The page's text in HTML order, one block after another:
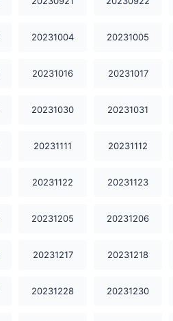
20231202 20231203
20231205 20231206
20231208 20231209
20231227 20231228
20231004 20231005
20231016 20231017
20231030 20231031
20231111 20231112
20231122 20231123
20231205 20231206
20231217 20231218
20231228 20231230